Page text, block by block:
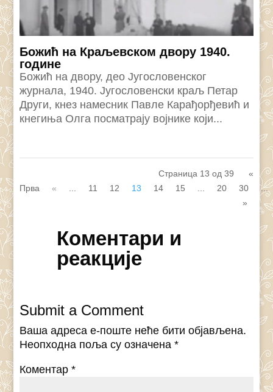
Божић на Краљевском двору 1940.
године
Божић на двору, део Југословенског
журнала, 1940. Југословенски краљ Петар
Други, кнез намесник Павле Карађорђевић и
кнегиња Олга посматрају војнике који...
Страница 13 од 39
«
Прва
« 11 12 13 14 15 20 30
...
»
Коментари и
реакције
Submit a Comment
Ваша адреса е-поште неће бити објављена.
Неопходна поља су означена*
Коментар*